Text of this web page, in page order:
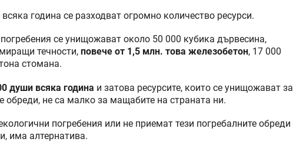
година се разходват огромно количество ресурси.
се унищожават около 50 000 кубика дървесина,
течности, повече от 1,5 млн. това железобетон, 17 000
стомана.
души всяка година и затова ресурсите, които се унищожават за
обреди, не са малко за мащабите на страната ни.
погребения или не приемат тези погребалните обреди
има алтернатива.